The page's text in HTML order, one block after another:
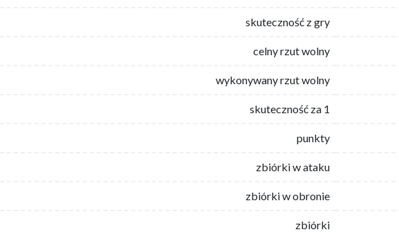
skuteczność z gry
celny rzut wolny
wykonywany rzut wolny
skuteczność za 1
punkty
zbiórki w ataku
zbiórki w obronie
zbiórki